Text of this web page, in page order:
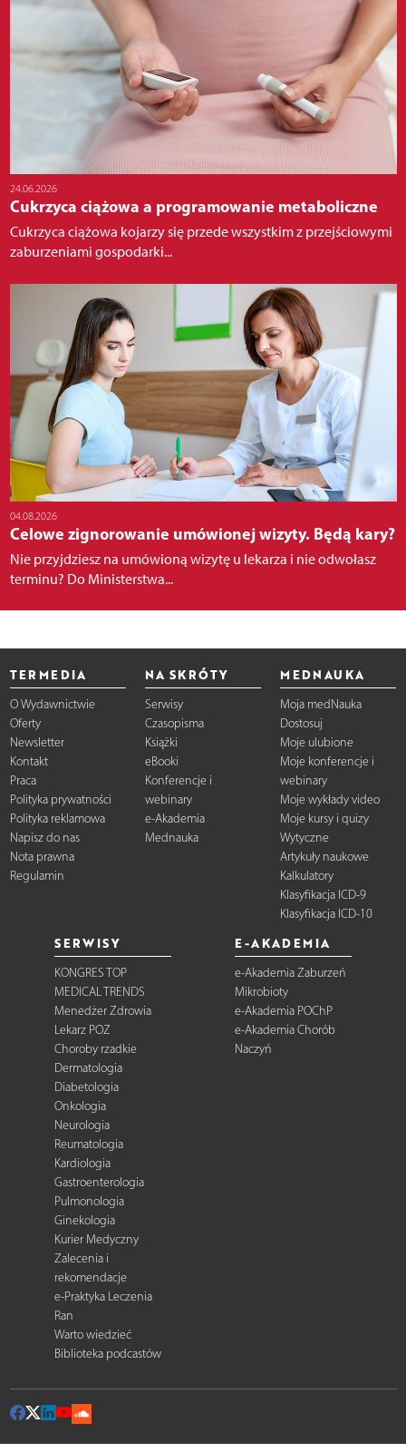
24.06.2026
Cukrzyca ciążowa a programowanie metaboliczne
Cukrzyca ciążowa kojarzy się przede wszystkim z przejściowymi
zaburzeniami gospodarki...
04.08.2026
Celowe zignorowanie umówionej wizyty. Będą kary?
Nie przyjdziesz na umówioną wizytę u lekarza i nie odwołasz
terminu? Do Ministerstwa...
TERMEDIA
O Wydawnictwie
Oferty
Newsletter
Kontakt
Praca
Polityka prywatności
Polityka reklamowa
Napisz do nas
Nota prawna
Regulamin
NA SKRÓTY
Serwisy
Czasopisma
Książki
eBooki
Konferencje i
webinary
e-Akademia
Mednauka
MEDNAUKA
Moja medNauka
Dostosuj
Moje ulubione
Moje konferencje i
webinary
Moje wykłady video
Moje kursy i quizy
Wytyczne
Artykuły naukowe
Kalkulatory
Klasyfikacja ICD-9
Klasyfikacja ICD-10
SERWISY
KONGRES TOP
MEDICAL TRENDS
Menedżer Zdrowia
Lekarz POZ
Choroby rzadkie
Dermatologia
Diabetologia
Onkologia
Neurologia
Reumatologia
Kardiologia
Gastroenterologia
Pulmonologia
Ginekologia
Kurier Medyczny
Zalecenia i
rekomendacje
e-Praktyka Leczenia
Ran
Warto wiedzieć
Biblioteka podcastów
E-AKADEMIA
e-Akademia Zaburzeń
Mikrobioty
e-Akademia POChP
e-Akademia Chorób
Naczyń